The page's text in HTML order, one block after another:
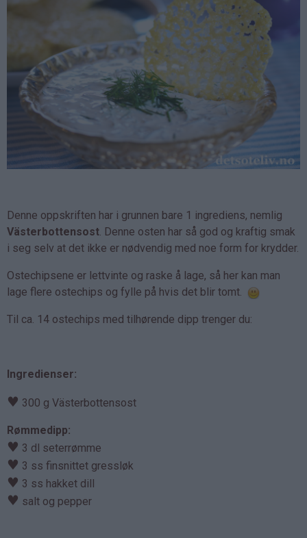
Denne oppskriften har i grunnen bare 1 ingrediens, nemlig
Västerbottensost. Denne osten har så god og kraftig smak
i seg selv at det ikke er nødvendig med noe form for krydder.
Ostechipsene er lettvinte og raske å lage, så her kan man
lage flere ostechips og fylle på hvis det blir tomt.
Til ca. 14 ostechips med tilhørende dipp trenger du:
Ingredienser:
♥ 300 g Västerbottensost
Rømmedipp:
♥ 3 dl seterrømme
♥ 3 ss finsnittet gressløk
♥ 3 ss hakket dill
♥ salt og pepper